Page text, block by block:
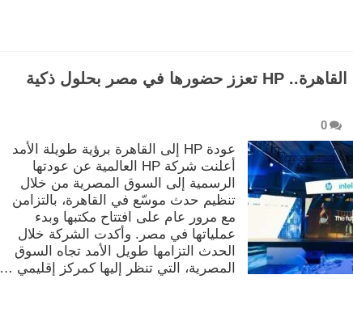
عام على انطلاقتها من القاهرة.. HP تعزز حضورها في مصر بحلول ذكية
0
عودة HP إلى القاهرة برؤية طويلة الأمد
أعلنت شركة HP العالمية عن عودتها
الرسمية إلى السوق المصرية من خلال
تنظيم حدث موسّع في القاهرة، بالتزامن
مع مرور عام على افتتاح مكتبها وبدء
عملياتها في مصر. وأكدت الشركة خلال
الحدث التزامها طويل الأمد تجاه السوق
المصرية، التي تنظر إليها كمركز إقليمي …